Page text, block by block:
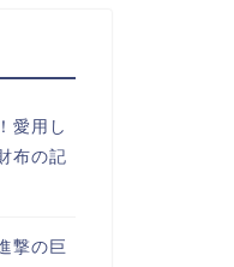
愛用し
布の記
撃の巨